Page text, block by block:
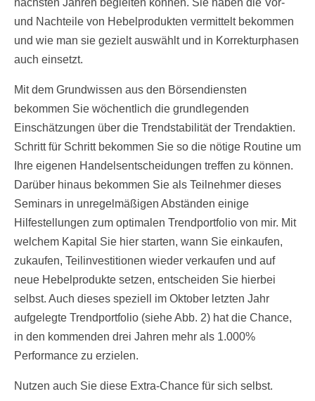
und Nachteile von Hebelprodukten vermittelt bekommen
und wie man sie gezielt auswählt und in Korrekturphasen
auch einsetzt.
Mit dem Grundwissen aus den Börsendiensten
bekommen Sie wöchentlich die grundlegenden
Einschätzungen über die Trendstabilität der Trendaktien.
Schritt für Schritt bekommen Sie so die nötige Routine um
Ihre eigenen Handelsentscheidungen treffen zu können.
Darüber hinaus bekommen Sie als Teilnehmer dieses
Seminars in unregelmäßigen Abständen einige
Hilfestellungen zum optimalen Trendportfolio von mir. Mit
welchem Kapital Sie hier starten, wann Sie einkaufen,
zukaufen, Teilinvestitionen wieder verkaufen und auf
neue Hebelprodukte setzen, entscheiden Sie hierbei
selbst. Auch dieses speziell im Oktober letzten Jahr
aufgelegte Trendportfolio (siehe Abb. 2) hat die Chance,
in den kommenden drei Jahren mehr als 1.000%
Performance zu erzielen.
Nutzen auch Sie diese Extra-Chance für sich selbst.